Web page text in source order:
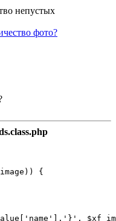
непустых
фото?
{